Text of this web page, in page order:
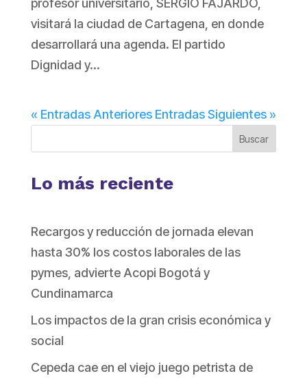
profesor universitario, SERGIO FAJARDO,
visitará la ciudad de Cartagena, en donde
desarrollará una agenda. El partido
Dignidad y...
« Entradas Anteriores Entradas Siguientes »
Buscar
Lo más reciente
Recargos y reducción de jornada elevan
hasta 30% los costos laborales de las
pymes, advierte Acopi Bogotá y
Cundinamarca
Los impactos de la gran crisis económica y
social
Cepeda cae en el viejo juego petrista de